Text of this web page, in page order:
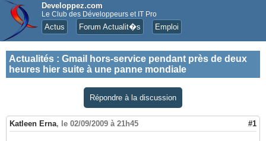
Developpez.com
Le Club des Développeurs et IT Pro
Actus Forum Actualit�s Emploi
Actualités : Gmail hors-service pendant près de deux
heures hier suite à une panne mondiale
Répondre à la discussion
Katleen Erna, le 02/09/2009 à 21h45 #1